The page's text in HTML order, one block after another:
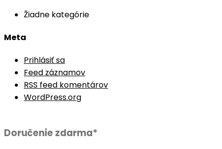
Žiadne kategórie
Meta
Prihlásiť sa
Feed záznamov
RSS feed komentárov
WordPress.org
Doručenie zdarma*